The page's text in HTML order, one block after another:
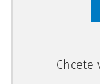
Chcete